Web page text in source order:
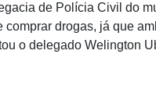
de Polícia Civil do
drogas, já que
o delegado Welington